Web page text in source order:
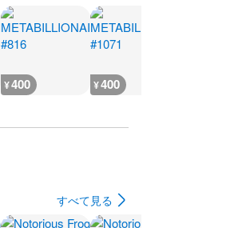
¥400 ¥400
すべて見る